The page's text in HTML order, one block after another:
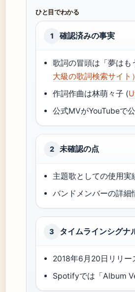
ひと目でわかる
1 確認済みの事実
歌詞の冒頭は「夢はも
大級の歌詞検索サイト）
作詞作曲は林萌々子 (
公式MVがYouTubeで
2 未確認の点
主題歌としての使用実
バンドメンバーの詳細
3 タイムラインシグナ
2018年6月20日リリー
Spotifyでは「Album